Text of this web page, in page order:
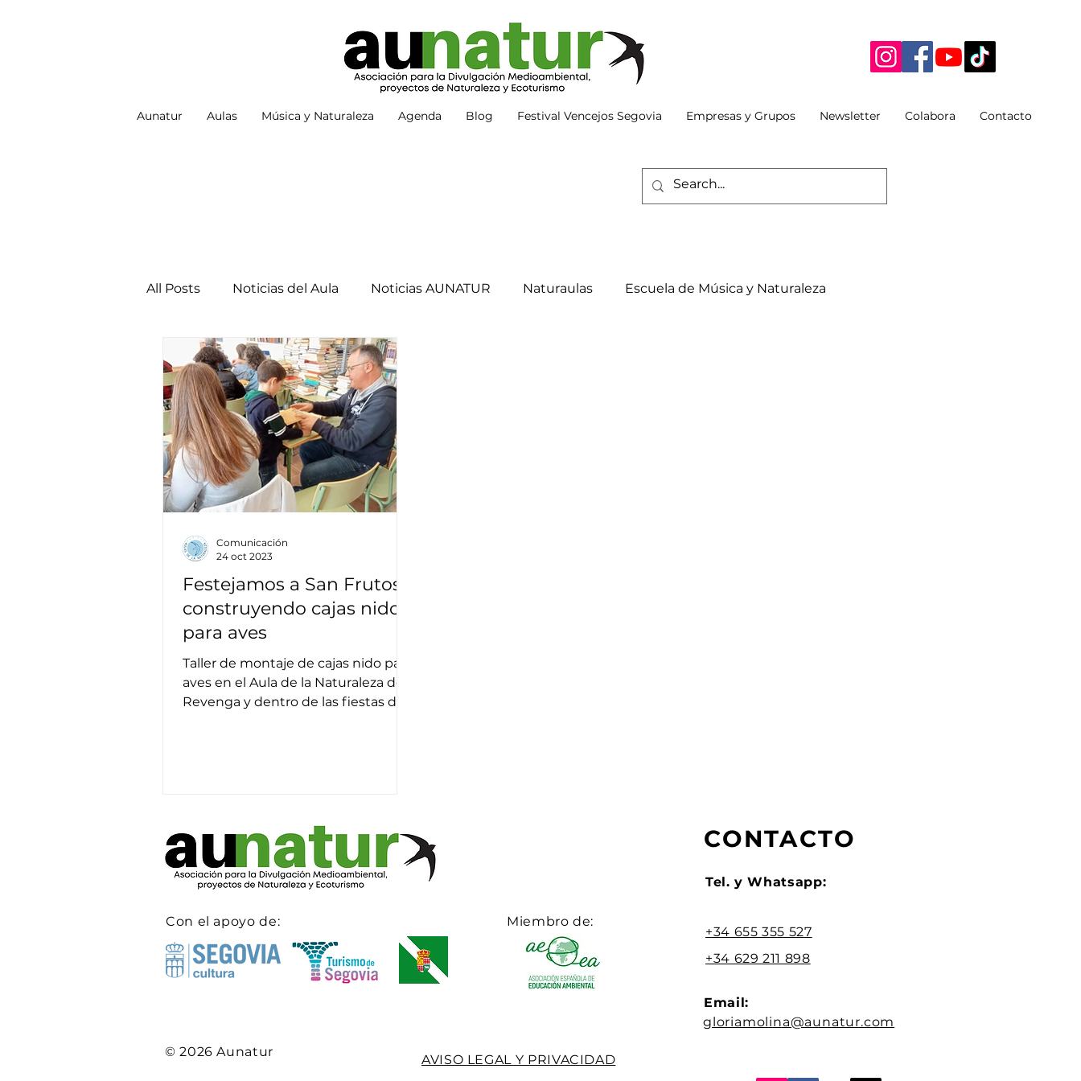
Aunatur Aulas Música y Naturaleza Agenda Blog Festival Vencejos Segovia Empresas y Grupos Newsletter Colabora Contacto
All Posts Noticias del Aula Noticias AUNATUR Naturaulas Escuela de Música y Naturaleza
Festejamos a San Frutos
construyendo cajas nido
para aves
Taller de montaje de cajas nido para
aves en el Aula de la Naturaleza de
Revenga y dentro de las fiestas de
Comunicación
24 oct 2023
Con el apoyo de: Miembro de:
CONTACTO
Tel. y Whatsapp:
+34 655 355 527
+34 629 211 898
Email:
gloriamolina@aunatur.com
© 2026 Aunatur
AVISO LEGAL Y PRIVACIDAD